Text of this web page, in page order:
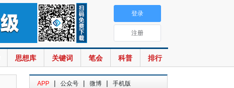
思想库 关键词 笔会 科普 排行
登录
注册
APP | 公众号 | 微博 | 手机版